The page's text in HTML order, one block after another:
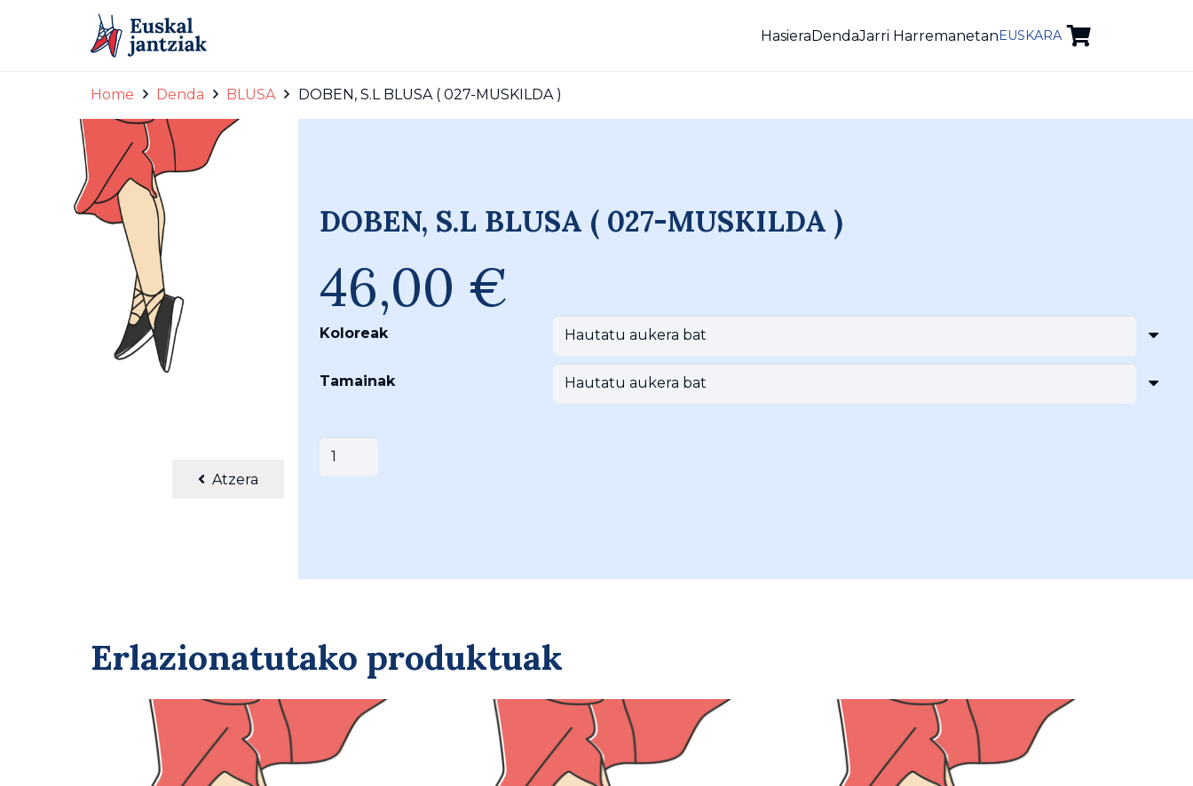
HasieraDendaJarri HarremanetanEUSKARA
Home Denda BLUSA DOBEN, S.L BLUSA ( 027-MUSKILDA )
Atzera
DOBEN, S.L BLUSA ( 027-MUSKILDA )
46,00 €
Koloreak
Tamainak
Erlazionatutako produktuak